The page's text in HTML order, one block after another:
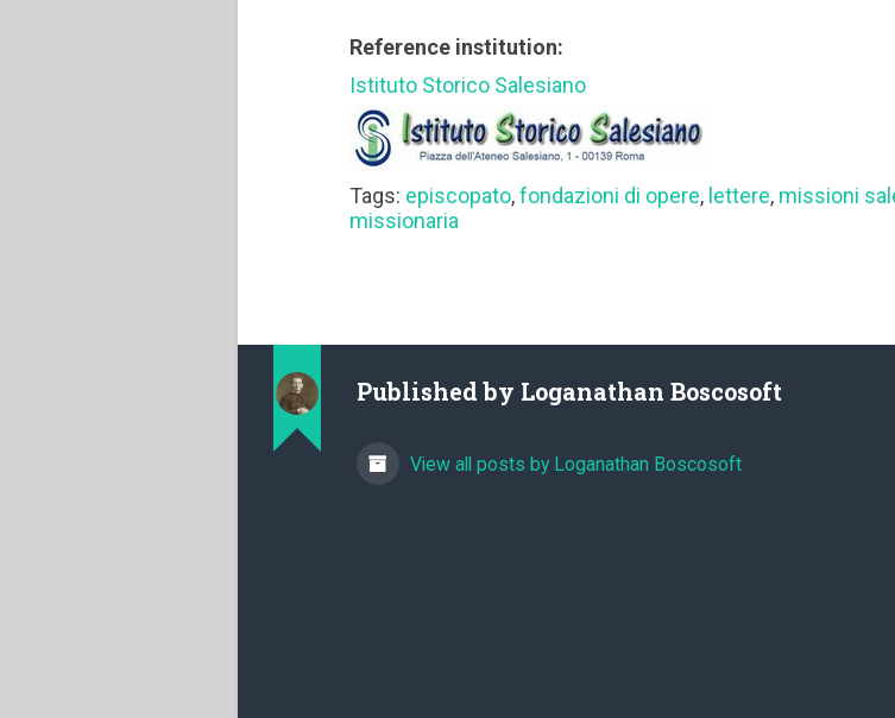
Reference institution:
Istituto Storico Salesiano
Tags: episcopato,fondazioni di opere, lettere, missioni
missionaria
Published by Loganathan Boscosoft
View all posts by Loganathan Boscosoft